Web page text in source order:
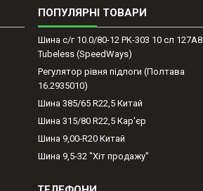
ПОПУЛЯРНІ ТОВАРИ
Шина с/г 10.0/80-12 PK-303 10 сл 127A8
Tubeless (SpeedWays)
Регулятор рівня підлоги (Полтава
16.2935010)
Шина 385/65 R22,5 Китай
Шина 315/80 R22,5 Кар'єр
Шина 9,00-R20 Китай
Шина 9,5-32 "Хіт продажу"